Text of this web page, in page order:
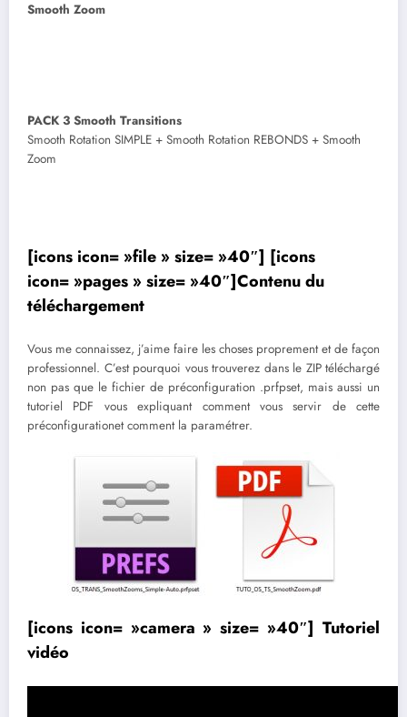
Smooth Zoom
PACK 3 Smooth Transitions
Smooth Rotation SIMPLE + Smooth Rotation REBONDS + Smooth
Zoom
[icons icon= »file » size= »40″] [icons
icon= »pages » size= »40″]Contenu du
téléchargement
Vous me connaissez, j’aime faire les choses proprement et de façon
professionnel. C’est pourquoi vous trouverez dans le ZIP téléchargé
non pas que le fichier de préconfiguration .prfpset, mais aussi un
tutoriel PDF vous expliquant comment vous servir de cette
préconfigurationet comment la paramétrer.
[icons icon= »camera » size= »40″] Tutoriel
vidéo